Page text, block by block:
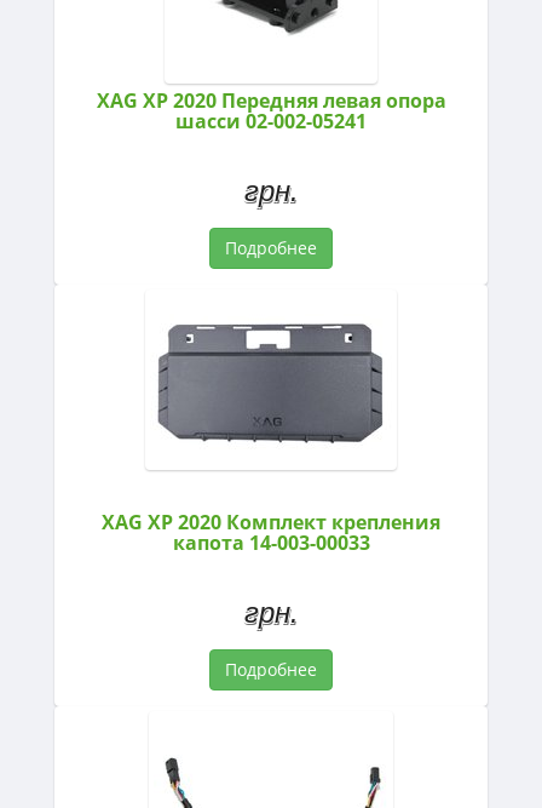
XAG XP 2020 Передняя левая опора
шасси 02-002-05241
грн.
Подробнее
XAG XP 2020 Комплект крепления
капота 14-003-00033
грн.
Подробнее